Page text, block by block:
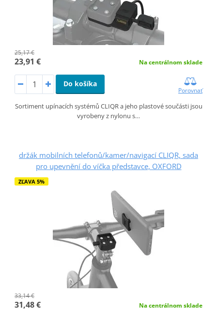
25,17 €
23,91 € Na centrálnom sklade
Do košíka
Porovnať
Sortiment upínacích systémů CLIQR a jeho plastové součásti jsou
vyrobeny z nylonu s…
držák mobilních telefonů/kamer/navigací CLIQR, sada
pro upevnění do víčka představce, OXFORD
ZĽAVA 5%
33,14 €
31,48 € Na centrálnom sklade